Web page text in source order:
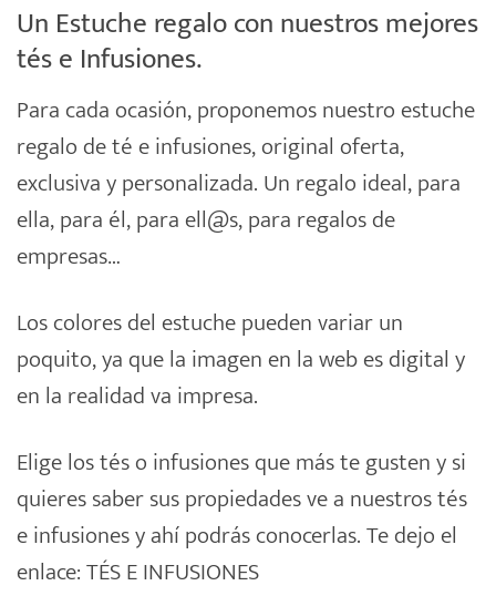
Un Estuche regalo con nuestros mejores
tés e Infusiones.
Para cada ocasión, proponemos nuestro estuche
regalo de té einfusiones, original oferta,
exclusiva y personalizada. Un regalo ideal, para
ella, para él, para ell@s, para regalos de
empresas…
Los colores del estuche pueden variar un
poquito, ya que la imagen en la web es digital y
en la realidad va impresa.
Elige los tés o infusiones que más te gusten y si
quieres saber sus propiedades ve a nuestros tés
e infusiones y ahí podrás conocerlas. Te dejo el
enlace:TÉS E INFUSIONES